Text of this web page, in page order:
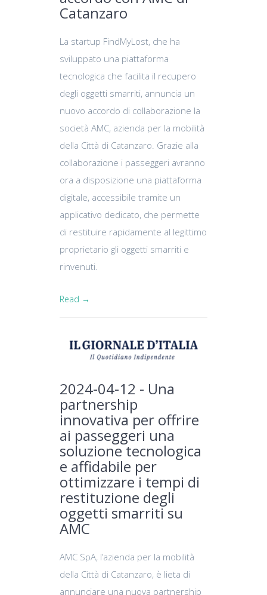
Catanzaro
La startup FindMyLost, che ha
sviluppato una piattaforma
tecnologica che facilita il recupero
degli oggetti smarriti, annuncia un
nuovo accordo di collaborazione la
società AMC, azienda per la mobilità
della Città di Catanzaro. Grazie alla
collaborazione i passeggeri avranno
ora a disposizione una piattaforma
digitale, accessibile tramite un
applicativo dedicato, che permette
di restituire rapidamente al legittimo
proprietario gli oggetti smarriti e
rinvenuti.
Read →
2024-04-12 - Una
partnership
innovativa per offrire
ai passeggeri una
soluzione tecnologica
e affidabile per
ottimizzare i tempi di
restituzione degli
oggetti smarriti su
AMC
AMC SpA, l’azienda per la mobilità
della Città di Catanzaro, è lieta di
annunciare una nuova partnership